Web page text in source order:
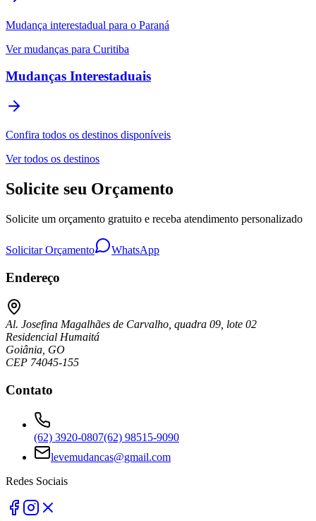
Mudança interestadual para o Paraná
Ver mudanças para Curitiba
Mudanças Interestaduais
Confira todos os destinos disponíveis
Ver todos os destinos
Solicite seu Orçamento
Solicite um orçamento gratuito e receba atendimento personalizado
Solicitar Orçamento WhatsApp
Endereço
Al. Josefina Magalhães de Carvalho, quadra 09, lote 02
Residencial Humaitá
Goiânia, GO
CEP 74045-155
Contato
(62) 3920-0807(62) 98515-9090
levemudancas@gmail.com
Redes Sociais